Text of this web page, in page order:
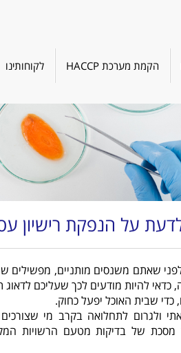
הקמת מערכת HACCP לקוחותינו
על הנפקת רישיון
שאתם משנסים מותניים, מפשילים
להיות מודעים לכך שעליכם לדאוג
שבית האוכל יפעל כחוק.
ולגרום לתחלואה בקרב מי
מסכת של בדיקות מטעם הרשויות